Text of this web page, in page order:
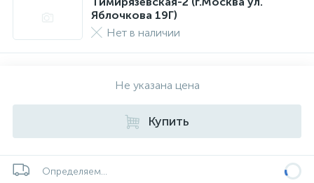
Яблочкова 19Г)
Нет в наличии
Не указана цена
Купить
Определяем...